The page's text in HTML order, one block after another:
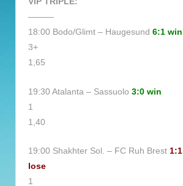
———
18:00 Bodo/Glimt – Haugesund 6:1 win
3+
1,65
19:30 Atalanta – Sassuolo 3:0 win
1
1,40
19:00 Shakhter Sol. – FC Ruh Brest 1:1
lose
1